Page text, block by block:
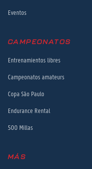
Eventos
CAMPEONATOS
Entrenamientos libres
Campeonatos amateurs
Copa São Paulo
Endurance Rental
500 Millas
MÁS